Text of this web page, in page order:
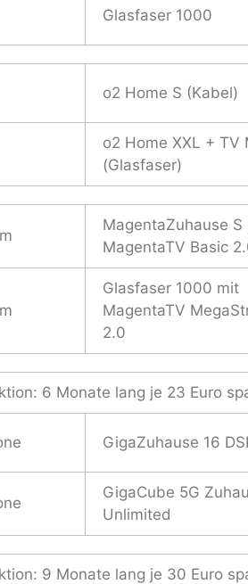
Glasfaser 1000
o2 Home S (Kabel)
o2 Home XXL + TV
(Glasfaser)
MagentaZuhause S
MagentaTV Basic
Glasfaser 1000 mit
MagentaTV
2.0
6 Monate lang je 23 Euro
GigaZuhause 16
GigaCube 5G
Unlimited
9 Monate lang je 30 Euro